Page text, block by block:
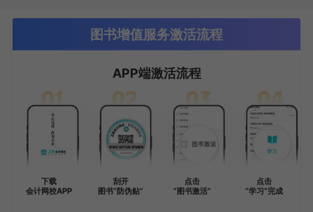
图书增值服务激活流程
APP端激活流程
下载
会计网校APP
刮开
图书“防伪贴”
点击
“图书激活”
点击
“学习”完成